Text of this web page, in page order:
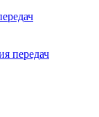
передач